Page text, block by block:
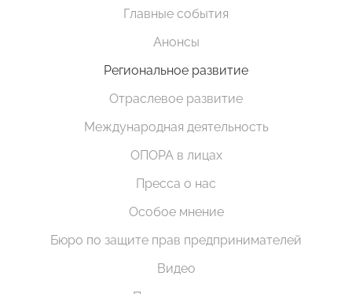
Главные события
Анонсы
Региональное развитие
Отраслевое развитие
Международная деятельность
ОПОРА в лицах
Пресса о нас
Особое мнение
Бюро по защите прав предпринимателей
Видео